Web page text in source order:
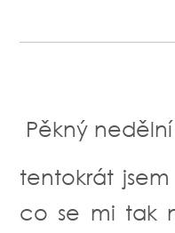
Pěkný
tentokrát
co se mi tak